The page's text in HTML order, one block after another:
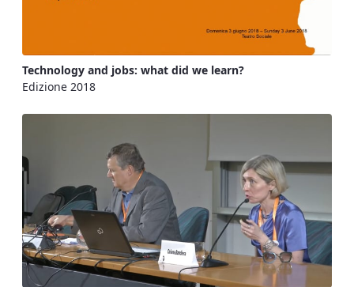
Technology and jobs: what did we learn?
Edizione 2018